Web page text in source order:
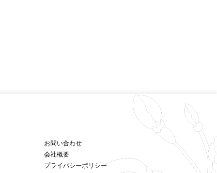
お問い合わせ
会社概要
プライバシーポリシー